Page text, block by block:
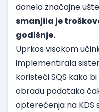
donelo značajne
smanjila je
godišnje.
Uprkos visokom
implementirala
koristeći SQS kako
obradu podataka
opterećenja na KDS